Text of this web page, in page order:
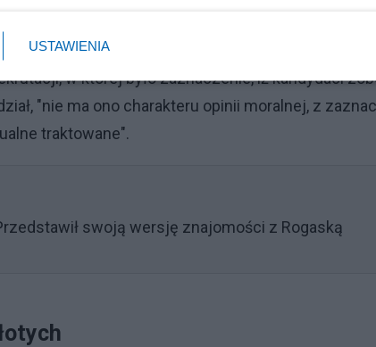
w której było zaznaczenie, iż kandydaci
"nie ma ono charakteru opinii moralnej, z
traktowane".
swoją wersję znajomości z Rogaską
USTAWIENIA